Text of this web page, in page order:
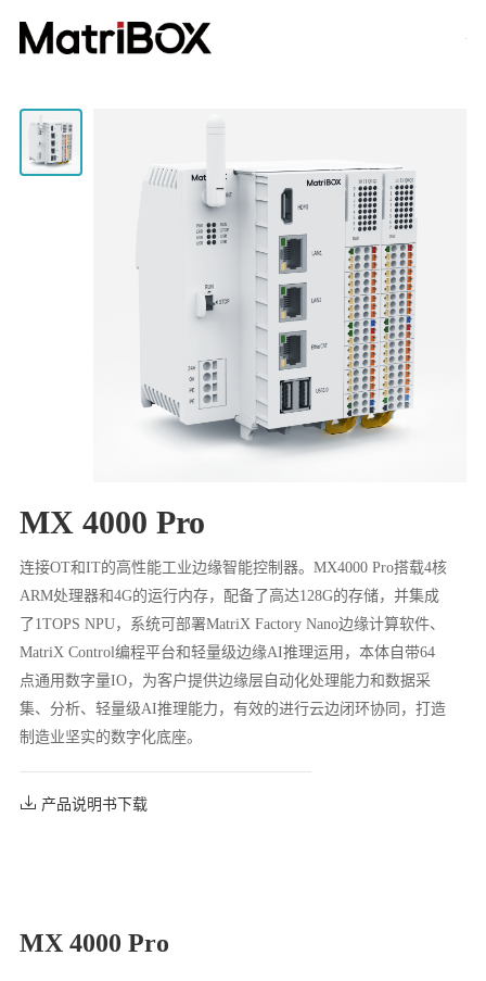
MX 4000 Pro
连接OT和IT的高性能工业边缘智能控制器。MX4000 Pro搭载4核
ARM处理器和4G的运行内存，配备了高达128G的存储，并集成
了1TOPS NPU，系统可部署MatriX Factory Nano边缘计算软件、
MatriX Control编程平台和轻量级边缘AI推理运用，本体自带64
点通用数字量IO，为客户提供边缘层自动化处理能力和数据采
集、分析、轻量级AI推理能力，有效的进行云边闭环协同，打造
制造业坚实的数字化底座。
产品说明书下载
MX 4000 Pro